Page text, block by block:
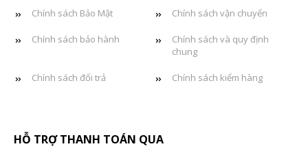
Chính sách Bảo Mật Chính sách vận chuyển
Chính sách bảo hành
Chính sách và quy định
chung
Chính sách đổi trả Chính sách kiểm hàng
HỖ TRỢ THANH TOÁN QUA